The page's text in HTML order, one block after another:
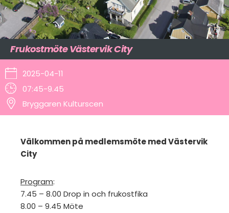
Frukostmöte Västervik City
2025-04-11
07:45-9.45
Bryggaren Kulturscen
Välkommen på medlemsmöte med Västervik
City
Program:
7.45 – 8.00 Drop in och frukostfika
8.00 – 9.45 Möte